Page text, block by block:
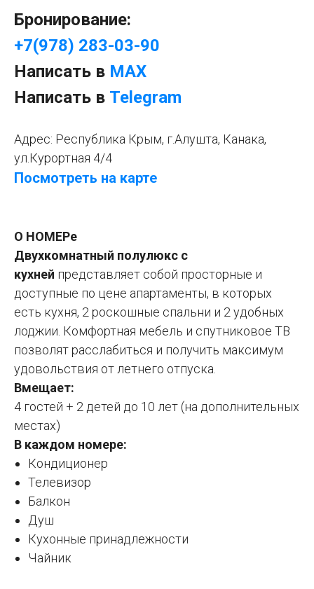
Бронирование:
+7(978) 283-03-90
Написать в МАХ
Написать в Telеgram
Адрес: Республика Крым, г.Алушта, Канака,
ул.Курортная 4/4
Посмотреть на карте
О НОМЕРе
Двухкомнатный полулюкс с
кухней представляет собой просторные и
доступные по цене апартаменты, в которых
есть кухня, 2 роскошные спальни и 2 удобных
лоджии. Комфортная мебель и спутниковое ТВ
позволят расслабиться и получить максимум
удовольствия от летнего отпуска.
Вмещает:
4 гостей + 2 детей до 10 лет (на дополнительных
местах)
В каждом номере:
Кондиционер
Телевизор
Балкон
Душ
Кухонные принадлежности
Чайник